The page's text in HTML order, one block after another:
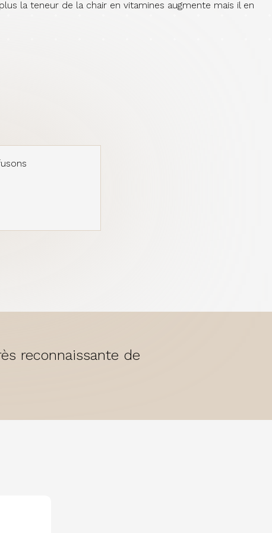
la teneur de la chair en vitamines augmente mais il en
reconnaissante de